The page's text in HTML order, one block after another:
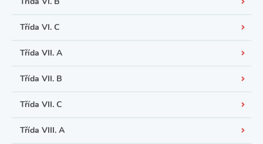
Třída VI. C
Třída VII. A
Třída VII. B
Třída VII. C
Třída VIII. A